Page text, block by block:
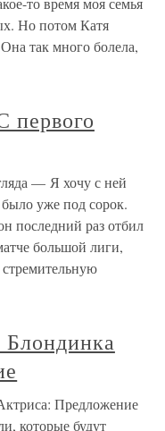
Но потом Катя
так много болела,
первого
— Я хочу с ней
уже под сорок.
последний раз отбил
большой лиги,
Предложение
которые будут